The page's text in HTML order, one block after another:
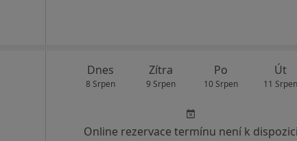
Dnes
8 Srpen
Zítra
9 Srpen
Po
10 Srpen
Út
11 Srpen
Online rezervace termínu není k dispozici